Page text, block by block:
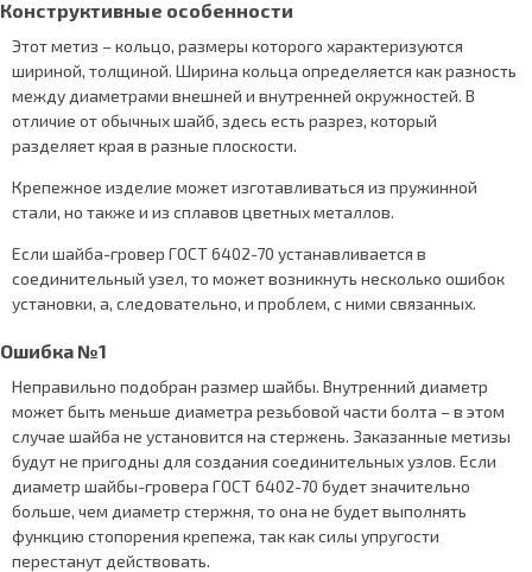
Конструктивные особенности
Этот метиз – кольцо, размеры которого характеризуются
шириной, толщиной. Ширина кольца определяется как разность
между диаметрами внешней и внутренней окружностей. В
отличие от обычных шайб, здесь есть разрез, который
разделяет края в разные плоскости.
Крепежное изделие может изготавливаться из пружинной
стали, но также и из сплавов цветных металлов.
Если шайба-гровер ГОСТ 6402-70 устанавливается в
соединительный узел, то может возникнуть несколько ошибок
установки, а, следовательно, и проблем, с ними связанных.
Ошибка №1
Неправильно подобран размер шайбы. Внутренний диаметр
может быть меньше диаметра резьбовой части болта – в этом
случае шайба не установится на стержень. Заказанные метизы
будут не пригодны для создания соединительных узлов. Если
диаметр шайбы-гровера ГОСТ 6402-70 будет значительно
больше, чем диаметр стержня, то она не будет выполнять
функцию стопорения крепежа, так как силы упругости
перестанут действовать.